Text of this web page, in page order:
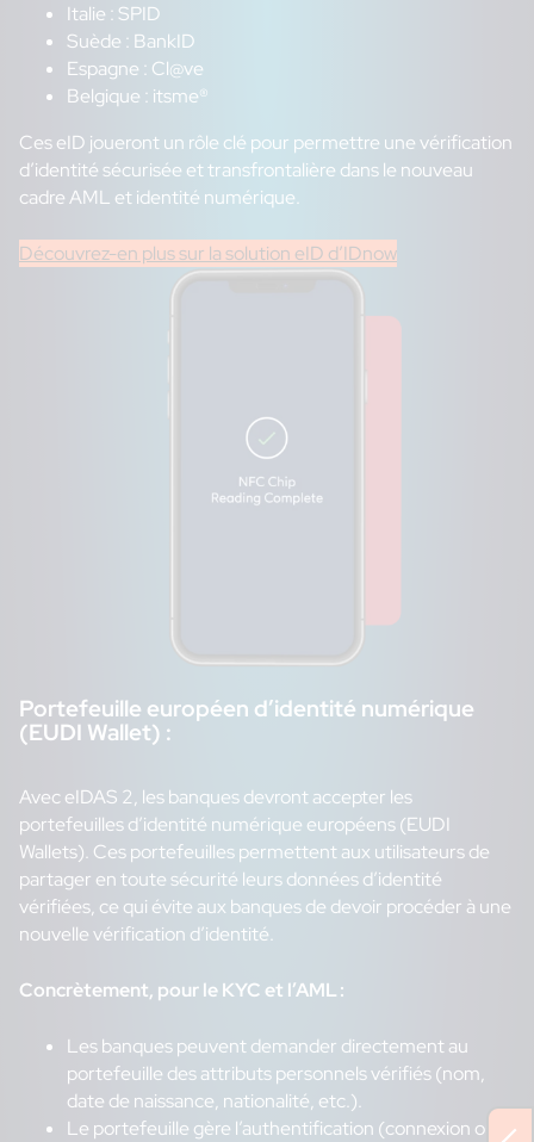
Italie : SPID
Suède : BankID
Espagne : Cl@ve
Belgique : itsme®
Ces eID joueront un rôle clé pour permettre une vérification
d’identité sécurisée et transfrontalière dans le nouveau
cadre AML et identité numérique.
Découvrez-en plus sur la solution eID d’IDnow
Portefeuille européen d’identité numérique
(EUDI Wallet) :
Avec eIDAS 2, les banques devront accepter les
portefeuilles d’identité numérique européens (EUDI
Wallets). Ces portefeuilles permettent aux utilisateurs de
partager en toute sécurité leurs données d’identité
vérifiées, ce qui évite aux banques de devoir procéder à une
nouvelle vérification d’identité.
Concrètement, pour le KYC et l’AML :
Les banques peuvent demander directement au
portefeuille des attributs personnels vérifiés (nom,
date de naissance, nationalité, etc.).
Le portefeuille gère l’authentification (connexion ou